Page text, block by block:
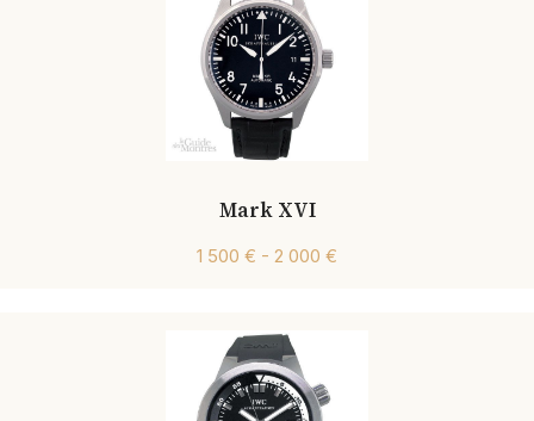
Mark XVI
1 500 € - 2 000 €